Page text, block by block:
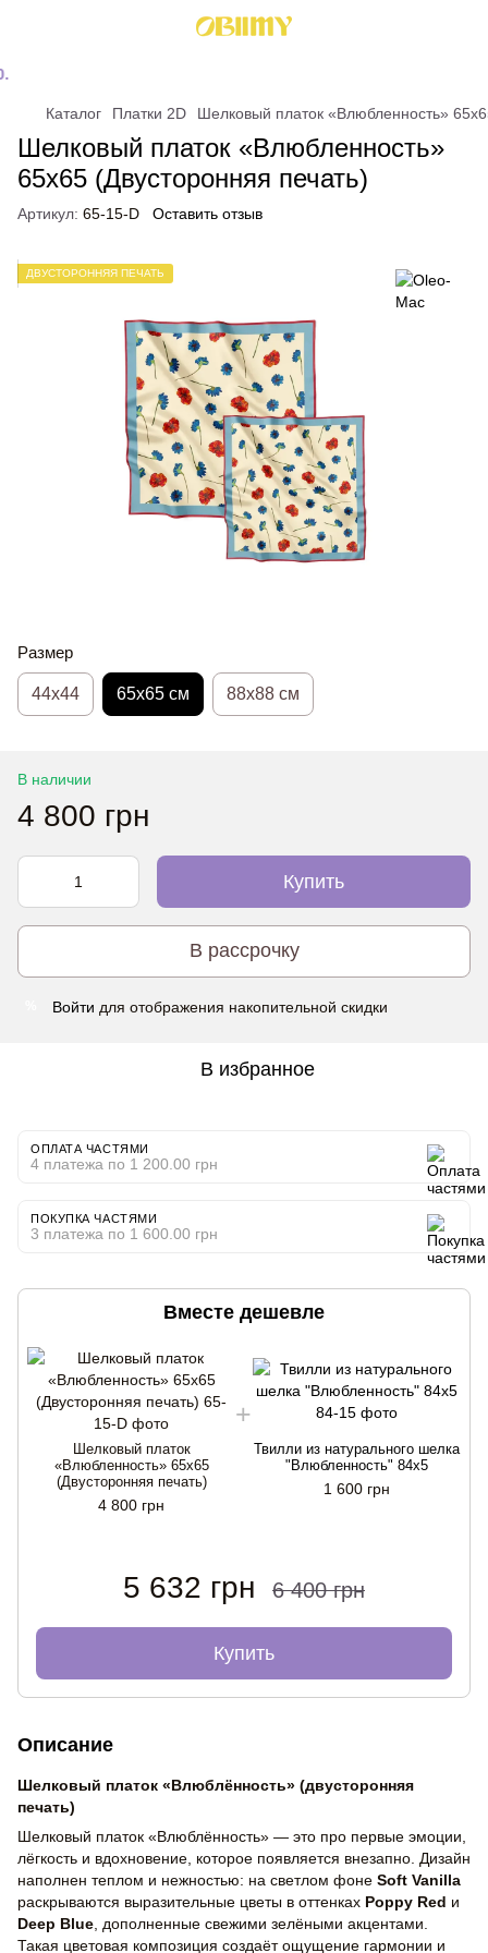
Каталог Платки 2D Шелковый платок «Влюбленность»
Шелковый платок «Влюбленность»
65x65 (Двусторонняя печать)
Артикул: 65-15-D Оставить отзыв
ДВУСТОРОННЯЯ ПЕЧАТЬ
Размер
44х44 65x65 см 88x88 см
В наличии
4 800 грн
Купить
В рассрочку
Войти для отображения накопительной скидки
В избранное
ОПЛАТА ЧАСТЯМИ
4 платежа по 1 200.00 грн
ПОКУПКА ЧАСТЯМИ
3 платежа по 1 600.00 грн
Вместе дешевле
Шелковый платок
«Влюбленность» 65x65
(Двусторонняя печать)
4 800 грн
Твилли из натурального шелка
"Влюбленность" 84x5
1 600 грн
5 632 грн 6 400 грн
Купить
Описание
Шелковый платок «Влюблённость» (двусторонняя
печать)
Шелковый платок «Влюблённость» — это про первые эмоции,
лёгкость и вдохновение, которое появляется внезапно. Дизайн
наполнен теплом и нежностью: на светлом фоне Soft Vanilla
раскрываются выразительные цветы в оттенках Poppy Red и
Deep Blue , дополненные свежими зелёными акцентами.
Такая цветовая композиция создаёт ощущение гармонии и